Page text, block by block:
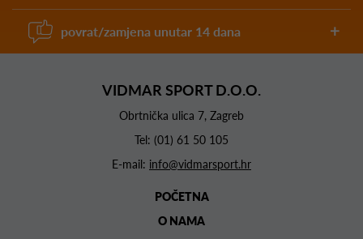
povrat/zamjena unutar 14 dana
VIDMAR SPORT D.O.O.
Obrtnička ulica 7, Zagreb
Tel: (01) 61 50 105
E-mail: info@vidmarsport.hr
POČETNA
O NAMA